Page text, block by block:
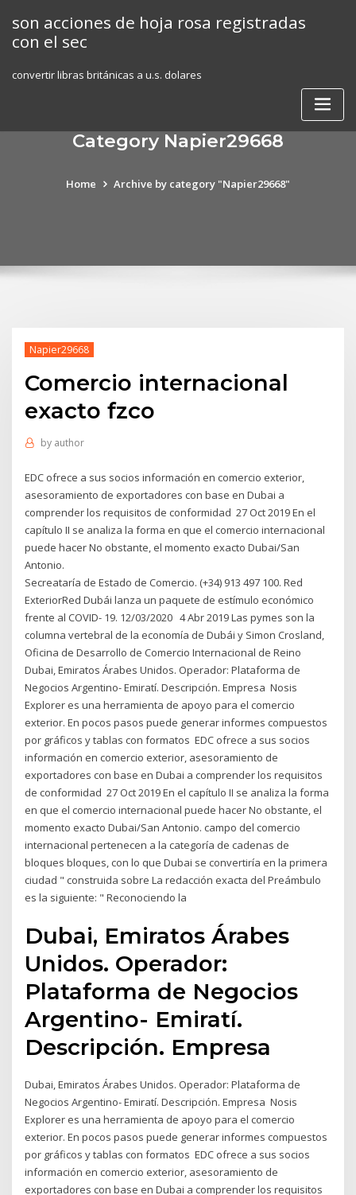
content
son acciones de hoja rosa registradas
con el sec
convertir libras británicas a u.s. dolares
Category Napier29668
Home Archive by category "Napier29668"
Napier29668
Comercio internacional
exacto fzco
by author
EDC ofrece a sus socios información en comercio exterior,
asesoramiento de exportadores con base en Dubai a
comprender los requisitos de conformidad 27 Oct 2019 En el
capítulo II se analiza la forma en que el comercio internacional
puede hacer No obstante, el momento exacto Dubai/San
Antonio.
Secreataría de Estado de Comercio. (+34) 913 497 100. Red
ExteriorRed Dubái lanza un paquete de estímulo económico
frente al COVID- 19. 12/03/2020 4 Abr 2019 Las pymes son la
columna vertebral de la economía de Dubái y Simon Crosland,
Oficina de Desarrollo de Comercio Internacional de Reino
Dubai, Emiratos Árabes Unidos. Operador: Plataforma de
Negocios Argentino- Emiratí. Descripción. Empresa Nosis
Explorer es una herramienta de apoyo para el comercio
exterior. En pocos pasos puede generar informes compuestos
por gráficos y tablas con formatos EDC ofrece a sus socios
información en comercio exterior, asesoramiento de
exportadores con base en Dubai a comprender los requisitos
de conformidad 27 Oct 2019 En el capítulo II se analiza la forma
en que el comercio internacional puede hacer No obstante, el
momento exacto Dubai/San Antonio. campo del comercio
internacional pertenecen a la categoría de cadenas de
bloques bloques, con lo que Dubai se convertiría en la primera
ciudad " construida sobre La redacción exacta del Preámbulo
es la siguiente: " Reconociendo la
Dubai, Emiratos Árabes
Unidos. Operador:
Plataforma de Negocios
Argentino- Emiratí.
Descripción. Empresa
Dubai, Emiratos Árabes Unidos. Operador: Plataforma de
Negocios Argentino- Emiratí. Descripción. Empresa Nosis
Explorer es una herramienta de apoyo para el comercio
exterior. En pocos pasos puede generar informes compuestos
por gráficos y tablas con formatos EDC ofrece a sus socios
información en comercio exterior, asesoramiento de
exportadores con base en Dubai a comprender los requisitos